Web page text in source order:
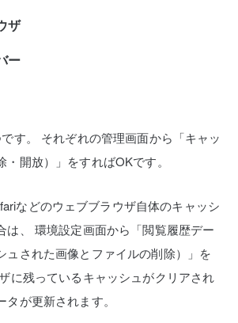
ザ
ー
す。
それぞれの管理画面から「キャッ
開放）」をすればOKです。
などのウェブブラウザ自体のキャッシ
、
環境設定画面から「閲覧履歴デー
ュされた画像とファイルの削除）」を
に残っているキャッシュがクリアされ
が更新されます。